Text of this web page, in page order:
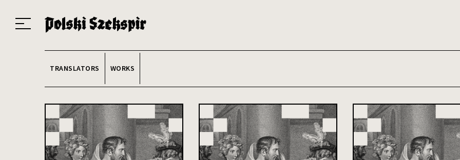
TRANSLATORS WORKS